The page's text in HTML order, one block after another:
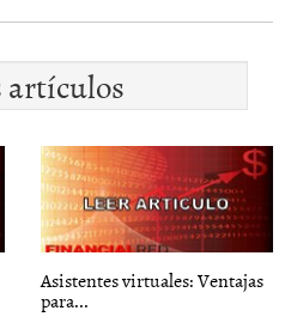
Asistentes virtuales: Ventajas
para...